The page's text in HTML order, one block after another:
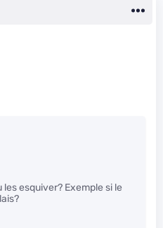
esquiver? Exemple si le